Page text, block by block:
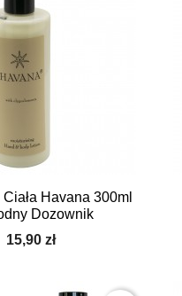
Havana 300ml
Dozownik
15,90 zł
podgląd